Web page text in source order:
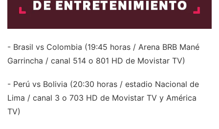
- Brasil vs Colombia (19:45 horas / Arena BRB Mané
Garrincha / canal 514 o 801 HD de Movistar TV)
- Perú vs Bolivia (20:30 horas / estadio Nacional de
Lima / canal 3 o 703 HD de Movistar TV y América
TV)